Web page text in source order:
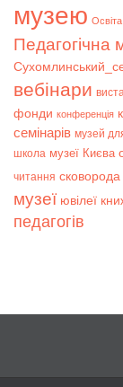
музею
Педагогічна
вебінари
фонди конференція
семінарів музей
школа музеї Києва
читання
музеї ювілеї
педагогів